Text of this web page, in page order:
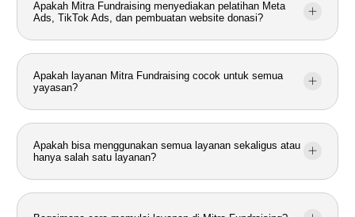
Apakah Mitra Fundraising menyediakan pelatihan Meta
Ads, TikTok Ads, dan pembuatan website donasi?
Apakah layanan Mitra Fundraising cocok untuk semua
yayasan?
Apakah bisa menggunakan semua layanan sekaligus atau
hanya salah satu layanan?